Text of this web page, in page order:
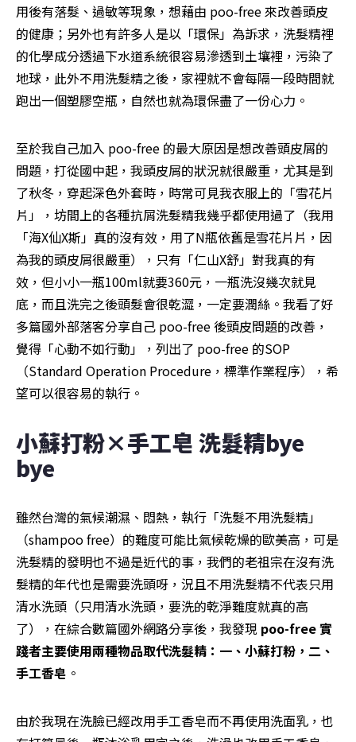
用後有落髮、過敏等現象，想藉由 poo-free 來改善頭皮
的健康；另外也有許多人是以「環保」為訴求，洗髮精裡
的化學成分透過下水道系統很容易滲透到土壤裡，污染了
地球，此外不用洗髮精之後，家裡就不會每隔一段時間就
跑出一個塑膠空瓶，自然也就為環保盡了一份心力。
至於我自己加入 poo-free 的最大原因是想改善頭皮屑的
問題，打從國中起，我頭皮屑的狀況就很嚴重，尤其是到
了秋冬，穿起深色外套時，時常可見我衣服上的「雪花片
片」，坊間上的各種抗屑洗髮精我幾乎都使用過了（我用
「海X仙X斯」真的沒有效，用了N瓶依舊是雪花片片，因
為我的頭皮屑很嚴重），只有「仁山X舒」對我真的有
效，但小小一瓶100ml就要360元，一瓶洗沒幾次就見
底，而且洗完之後頭髮會很乾澀，一定要潤絲。我看了好
多篇國外部落客分享自己 poo-free 後頭皮問題的改善，
覺得「心動不如行動」，列出了 poo-free 的SOP
（Standard Operation Procedure，標準作業程序），希
望可以很容易的執行。
小蘇打粉×手工皂 洗髮精bye
bye
雖然台灣的氣候潮濕、悶熱，執行「洗髮不用洗髮精」
（shampoo free）的難度可能比氣候乾燥的歐美高，可是
洗髮精的發明也不過是近代的事，我們的老祖宗在沒有洗
髮精的年代也是需要洗頭呀，況且不用洗髮精不代表只用
清水洗頭（只用清水洗頭，要洗的乾淨難度就真的高
了），在綜合數篇國外網路分享後，我發現 poo-free 實
踐者主要使用兩種物品取代洗髮精：一、小蘇打粉，二、
手工香皂 。
由於我現在洗臉已經改用手工香皂而不再使用洗面乳，也